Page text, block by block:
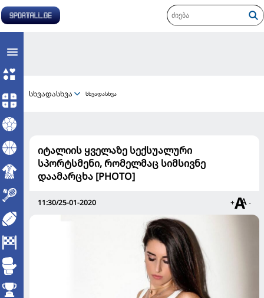
სხვადასხვა სხვადასხვა
იტალიის ყველაზე სექსუალური
სპორტსმენი, რომელმაც სიმსივნე
დაამარცხა [PHOTO]
11:30/25-01-2020 + -